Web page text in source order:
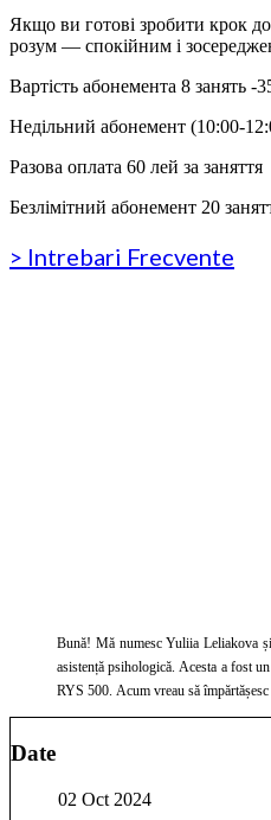
Якщо ви готові зробити крок
розум — спокійним і
Вартість абонемента 8 занять -3
Недільний абонемент (10:00-
Разова оплата 60 лей за заняття
Безлімітний абонемент 20
> Intrebari Frecvente
Bună! Mă numesc Yuliia Leliakova
asistență psihologică. Acesta a fost
RYS 500. Acum vreau să
Date
02 Oct 2024